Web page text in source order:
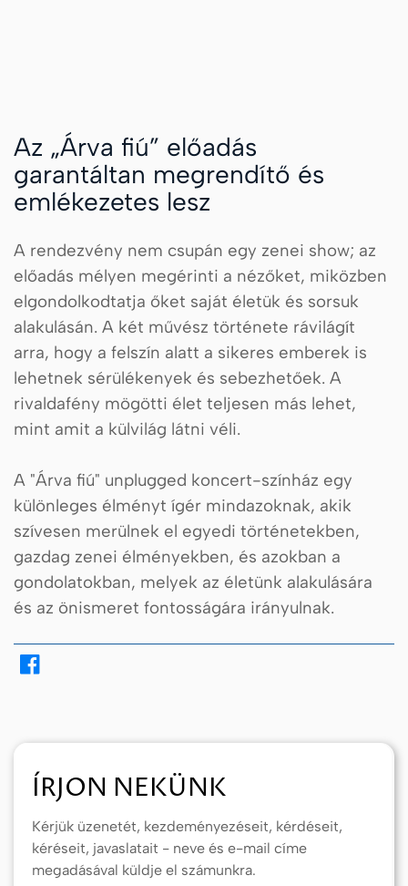
Az „Árva fiú” előadás
garantáltan megrendítő és
emlékezetes lesz
A rendezvény nem csupán egy zenei show; az
előadás mélyen megérinti a nézőket, miközben
elgondolkodtatja őket saját életük és sorsuk
alakulásán. A két művész története rávilágít
arra, hogy a felszín alatt a sikeres emberek is
lehetnek sérülékenyek és sebezhetőek. A
rivaldafény mögötti élet teljesen más lehet,
mint amit a külvilág látni véli.
A "Árva fiú" unplugged koncert-színház egy
különleges élményt ígér mindazoknak, akik
szívesen merülnek el egyedi történetekben,
gazdag zenei élményekben, és azokban a
gondolatokban, melyek az életünk alakulására
és az önismeret fontosságára irányulnak.
ÍRJON NEKÜNK
Kérjük üzenetét, kezdeményezéseit, kérdéseit,
kéréseit, javaslatait - neve és e-mail címe
megadásával küldje el számunkra.